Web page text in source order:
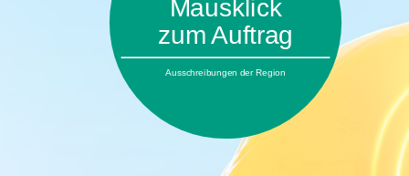
Mausklick
zum Auftrag
Ausschreibungen der Region